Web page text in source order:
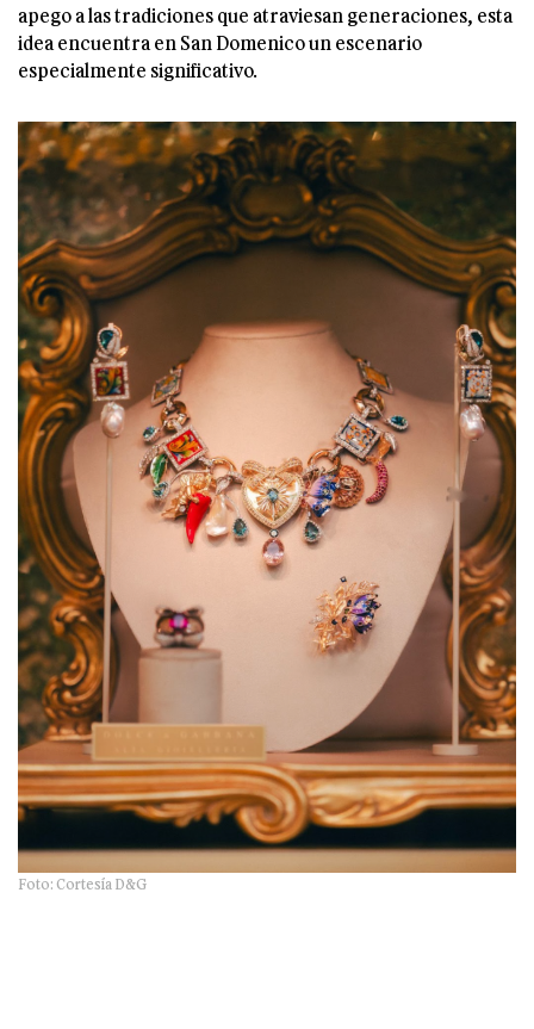
apego a las tradiciones que atraviesan generaciones, esta
idea encuentra en San Domenico un escenario
especialmente significativo.
Foto: Cortesía D&G